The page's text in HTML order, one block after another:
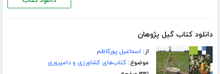
دانلود کتاب گیل پژوهان
از: اسماعیل پورکاظم
موضوع:کتاب‌های کشاورزی و دامپروری